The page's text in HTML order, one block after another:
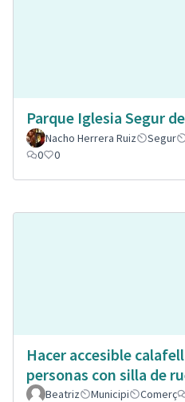
Parque Iglesia Segur
Nacho Herrera Ruiz
Segur
0
0
Hacer accesible
personas con silla de
Beatriz Municipi Comerç